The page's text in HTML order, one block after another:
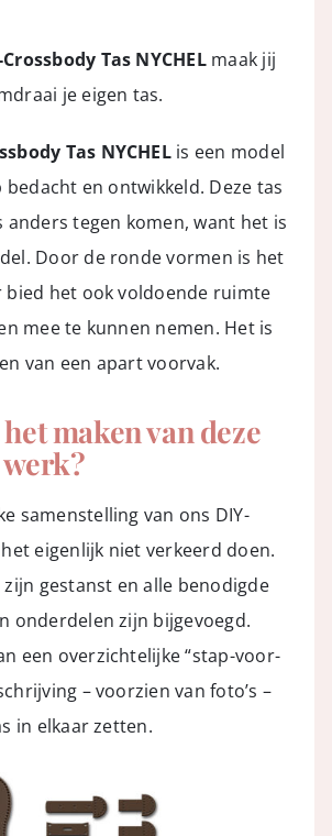
Crossbody Tas NYCHEL maak jij
je eigen tas.
Tas NYCHELis een model
bedacht en ontwikkeld. Deze tas
anders tegen komen, want het is
Door de ronde vormen is het
bied het ook voldoende ruimte
mee te kunnen nemen. Het is
van een apart voorvak.
maken van deze
werk?
samenstelling van ons DIY-
eigenlijk niet verkeerd doen.
gestanst en alle benodigde
onderdelen zijn bijgevoegd.
een overzichtelijke “stap-voor-
– voorzien van foto’s –
in elkaar zetten.